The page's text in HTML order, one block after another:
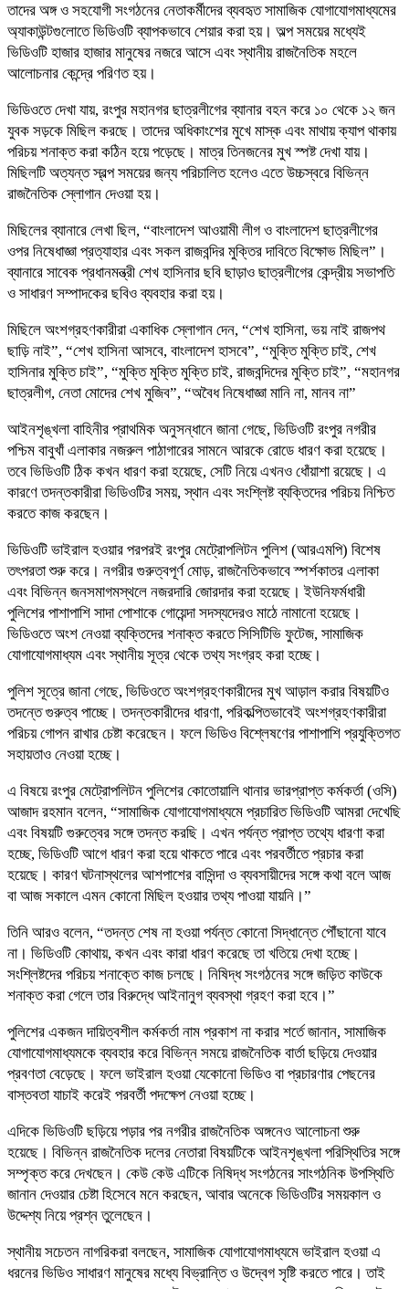
তাদের অঙ্গ ও সহযোগী সংগঠনের নেতাকর্মীদের ব্যবহৃত সামাজিক যোগাযোগমাধ্যমের
অ্যাকাউন্টগুলোতে ভিডিওটি ব্যাপকভাবে শেয়ার করা হয়। অল্প সময়ের মধ্যেই
ভিডিওটি হাজার হাজার মানুষের নজরে আসে এবং স্থানীয় রাজনৈতিক মহলে
আলোচনার কেন্দ্রে পরিণত হয়।
ভিডিওতে দেখা যায়, রংপুর মহানগর ছাত্রলীগের ব্যানার বহন করে ১০ থেকে ১২ জন
যুবক সড়কে মিছিল করছে। তাদের অধিকাংশের মুখে মাস্ক এবং মাথায় ক্যাপ থাকায়
পরিচয় শনাক্ত করা কঠিন হয়ে পড়েছে। মাত্র তিনজনের মুখ স্পষ্ট দেখা যায়।
মিছিলটি অত্যন্ত স্বল্প সময়ের জন্য পরিচালিত হলেও এতে উচ্চস্বরে বিভিন্ন
রাজনৈতিক স্লোগান দেওয়া হয়।
মিছিলের ব্যানারে লেখা ছিল, “বাংলাদেশ আওয়ামী লীগ ও বাংলাদেশ ছাত্রলীগের
ওপর নিষেধাজ্ঞা প্রত্যাহার এবং সকল রাজবন্দির মুক্তির দাবিতে বিক্ষোভ মিছিল”।
ব্যানারে সাবেক প্রধানমন্ত্রী শেখ হাসিনার ছবি ছাড়াও ছাত্রলীগের কেন্দ্রীয় সভাপতি
ও সাধারণ সম্পাদকের ছবিও ব্যবহার করা হয়।
মিছিলে অংশগ্রহণকারীরা একাধিক স্লোগান দেন, “শেখ হাসিনা, ভয় নাই রাজপথ
ছাড়ি নাই”, “শেখ হাসিনা আসবে, বাংলাদেশ হাসবে”, “মুক্তি মুক্তি চাই, শেখ
হাসিনার মুক্তি চাই”, “মুক্তি মুক্তি মুক্তি চাই, রাজবন্দিদের মুক্তি চাই”, “মহানগর
ছাত্রলীগ, নেতা মোদের শেখ মুজিব”, “অবৈধ নিষেধাজ্ঞা মানি না, মানব না”
আইনশৃঙ্খলা বাহিনীর প্রাথমিক অনুসন্ধানে জানা গেছে, ভিডিওটি রংপুর নগরীর
পশ্চিম বাবুখাঁ এলাকার নজরুল পাঠাগারের সামনে আরকে রোডে ধারণ করা হয়েছে।
তবে ভিডিওটি ঠিক কখন ধারণ করা হয়েছে, সেটি নিয়ে এখনও ধোঁয়াশা রয়েছে। এ
কারণে তদন্তকারীরা ভিডিওটির সময়, স্থান এবং সংশ্লিষ্ট ব্যক্তিদের পরিচয় নিশ্চিত
করতে কাজ করছেন।
ভিডিওটি ভাইরাল হওয়ার পরপরই রংপুর মেট্রোপলিটন পুলিশ (আরএমপি) বিশেষ
তৎপরতা শুরু করে। নগরীর গুরুত্বপূর্ণ মোড়, রাজনৈতিকভাবে স্পর্শকাতর এলাকা
এবং বিভিন্ন জনসমাগমস্থলে নজরদারি জোরদার করা হয়েছে। ইউনিফর্মধারী
পুলিশের পাশাপাশি সাদা পোশাকে গোয়েন্দা সদস্যদেরও মাঠে নামানো হয়েছে।
ভিডিওতে অংশ নেওয়া ব্যক্তিদের শনাক্ত করতে সিসিটিভি ফুটেজ, সামাজিক
যোগাযোগমাধ্যম এবং স্থানীয় সূত্র থেকে তথ্য সংগ্রহ করা হচ্ছে।
পুলিশ সূত্রে জানা গেছে, ভিডিওতে অংশগ্রহণকারীদের মুখ আড়াল করার বিষয়টিও
তদন্তে গুরুত্ব পাচ্ছে। তদন্তকারীদের ধারণা, পরিকল্পিতভাবেই অংশগ্রহণকারীরা
পরিচয় গোপন রাখার চেষ্টা করেছেন। ফলে ভিডিও বিশ্লেষণের পাশাপাশি প্রযুক্তিগত
সহায়তাও নেওয়া হচ্ছে।
এ বিষয়ে রংপুর মেট্রোপলিটন পুলিশের কোতোয়ালি থানার ভারপ্রাপ্ত কর্মকর্তা (ওসি)
আজাদ রহমান বলেন, “সামাজিক যোগাযোগমাধ্যমে প্রচারিত ভিডিওটি আমরা দেখেছি
এবং বিষয়টি গুরুত্বের সঙ্গে তদন্ত করছি। এখন পর্যন্ত প্রাপ্ত তথ্যে ধারণা করা
হচ্ছে, ভিডিওটি আগে ধারণ করা হয়ে থাকতে পারে এবং পরবর্তীতে প্রচার করা
হয়েছে। কারণ ঘটনাস্থলের আশপাশের বাসিন্দা ও ব্যবসায়ীদের সঙ্গে কথা বলে আজ
বা আজ সকালে এমন কোনো মিছিল হওয়ার তথ্য পাওয়া যায়নি।”
তিনি আরও বলেন, “তদন্ত শেষ না হওয়া পর্যন্ত কোনো সিদ্ধান্তে পৌঁছানো যাবে
না। ভিডিওটি কোথায়, কখন এবং কারা ধারণ করেছে তা খতিয়ে দেখা হচ্ছে।
সংশ্লিষ্টদের পরিচয় শনাক্তে কাজ চলছে। নিষিদ্ধ সংগঠনের সঙ্গে জড়িত কাউকে
শনাক্ত করা গেলে তার বিরুদ্ধে আইনানুগ ব্যবস্থা গ্রহণ করা হবে।”
পুলিশের একজন দায়িত্বশীল কর্মকর্তা নাম প্রকাশ না করার শর্তে জানান, সামাজিক
যোগাযোগমাধ্যমকে ব্যবহার করে বিভিন্ন সময়ে রাজনৈতিক বার্তা ছড়িয়ে দেওয়ার
প্রবণতা বেড়েছে। ফলে ভাইরাল হওয়া যেকোনো ভিডিও বা প্রচারণার পেছনের
বাস্তবতা যাচাই করেই পরবর্তী পদক্ষেপ নেওয়া হচ্ছে।
এদিকে ভিডিওটি ছড়িয়ে পড়ার পর নগরীর রাজনৈতিক অঙ্গনেও আলোচনা শুরু
হয়েছে। বিভিন্ন রাজনৈতিক দলের নেতারা বিষয়টিকে আইনশৃঙ্খলা পরিস্থিতির সঙ্গে
সম্পৃক্ত করে দেখছেন। কেউ কেউ এটিকে নিষিদ্ধ সংগঠনের সাংগঠনিক উপস্থিতি
জানান দেওয়ার চেষ্টা হিসেবে মনে করছেন, আবার অনেকে ভিডিওটির সময়কাল ও
উদ্দেশ্য নিয়ে প্রশ্ন তুলেছেন।
স্থানীয় সচেতন নাগরিকরা বলছেন, সামাজিক যোগাযোগমাধ্যমে ভাইরাল হওয়া এ
ধরনের ভিডিও সাধারণ মানুষের মধ্যে বিভ্রান্তি ও উদ্বেগ সৃষ্টি করতে পারে। তাই